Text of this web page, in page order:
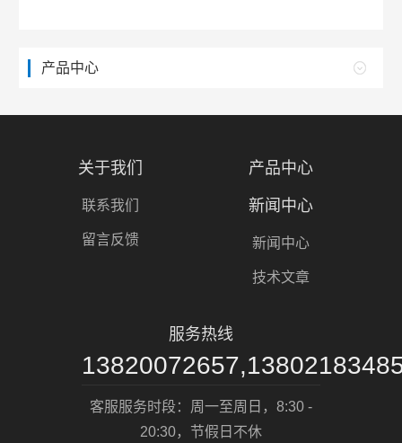
产品中心
关于我们
联系我们
留言反馈
产品中心
新闻中心
新闻中心
技术文章
服务热线
客服服务时段：周一至周日，8:30 -
20:30，节假日不休